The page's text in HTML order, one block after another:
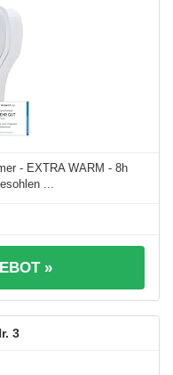
- EXTRA WARM - 8h
...
»
3